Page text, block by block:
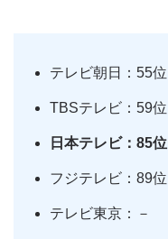
テレビ朝日：55位
TBSテレビ：59位
日本テレビ：85位
フジテレビ：89位
テレビ東京：－